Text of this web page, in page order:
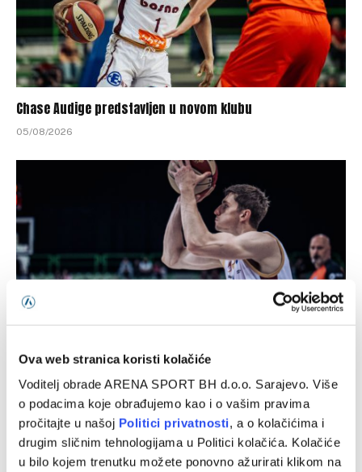
Ova web stranica koristi kolačiće
Voditelj obrade ARENA SPORT BH d.o.o. Sarajevo. Više
o podacima koje obrađujemo kao i o vašim pravima
pročitajte u našoj Politici privatnosti, a o kolačićima i
drugim sličnim tehnologijama u Politici kolačića. Kolačiće
u bilo kojem trenutku možete ponovno ažurirati klikom na
Chase Audige predstavljen u novom klubu
05/08/2026
Sloboda novo pojačanje pronašla u redovima Bosne
04/08/2026